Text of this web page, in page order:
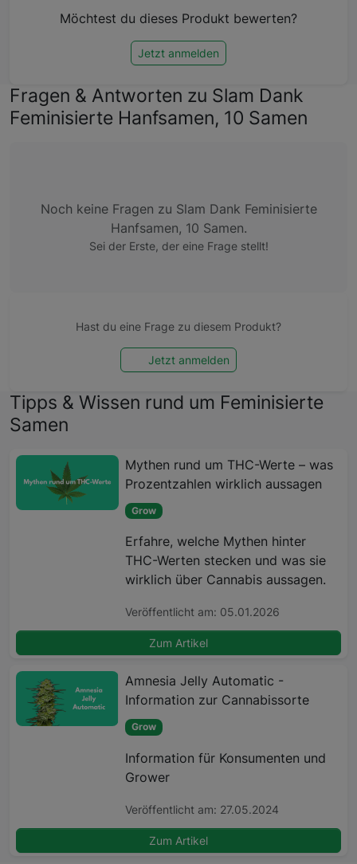
Möchtest du dieses Produkt bewerten?
Jetzt anmelden
Fragen & Antworten zu Slam Dank
Feminisierte Hanfsamen, 10 Samen
Noch keine Fragen zu Slam Dank Feminisierte
Hanfsamen, 10 Samen.
Sei der Erste, der eine Frage stellt!
Hast du eine Frage zu diesem Produkt?
Jetzt anmelden
Tipps & Wissen rund um Feminisierte
Samen
Mythen rund um THC-Werte – was
Prozentzahlen wirklich aussagen
Grow
Erfahre, welche Mythen hinter
THC-Werten stecken und was sie
wirklich über Cannabis aussagen.
Veröffentlicht am: 05.01.2026
Zum Artikel
Amnesia Jelly Automatic -
Information zur Cannabissorte
Grow
Information für Konsumenten und
Grower
Veröffentlicht am: 27.05.2024
Zum Artikel